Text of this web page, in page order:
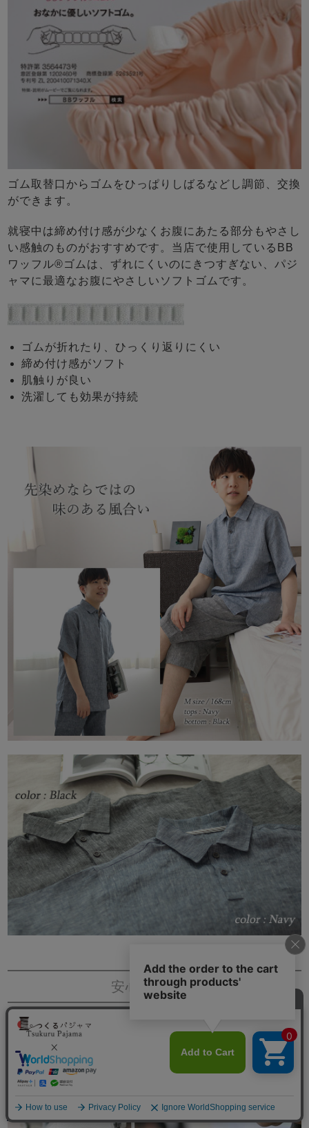
メニュー
ゴム取替口からゴムをひっぱりしばるなどし調節、交換
ができます。
就寝中は締め付け感が少なくお腹にあたる部分もやさし
い感触のものがおすすめです。当店で使用しているBB
ワッフル®ゴムは、ずれにくいのにきつすぎない、パジ
ャマに最適なお腹にやさしいソフトゴムです。
ゴムが折れたり、ひっくり返りにくい
締め付け感がソフト
肌触りが良い
洗濯しても効果が持続
安心の日本製
純国産、オリジナル商品
MADE IN JAPAN